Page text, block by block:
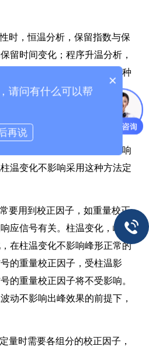
时，恒温分析，保留指数与保
留时间变化；程序升温分析，
与保留温度有关。因此，这种
。
观察加入前后的响应信号变
化，但是加入前后的样品影响
温变化不影响采用这种方法定
要用到校正因子，如重量校正
应信号有关。柱温变化，峰高
在柱温变化不影响峰形正常的
的重量校正因子，受柱温影
的重量校正因子将不受影响。
动不影响出峰效果的前提下，
量时需要各组分的校正因子，
×
请问有什么可以帮
再说